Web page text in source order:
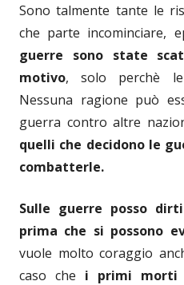
Sono talmente tante le
che parte incominciare,
guerre sono state
motivo, solo perchè le
Nessuna ragione può
guerra contro altre
quelli che decidono le
combatterle.
Sulle guerre posso
prima che si possono
vuole molto coraggio
caso che i primi morti